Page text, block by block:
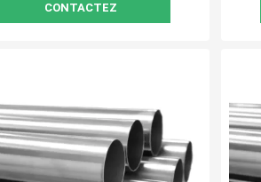
CONTACTEZ